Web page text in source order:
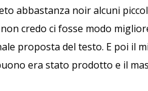
abbastanza noir alcuni
non credo ci fosse modo
proposta del testo. E poi il
era stato prodotto e il